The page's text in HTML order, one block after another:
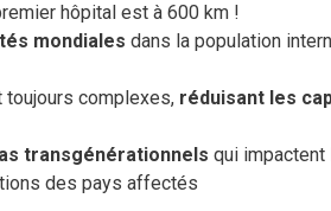
hôpital est à 600 km !
mondiales dans la population
toujours complexes, réduisant les
transgénérationnels qui
des pays affectés